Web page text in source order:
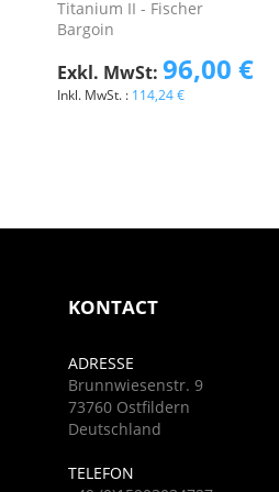
Titanium II - Fischer
Bargoin
114,24 €
96,00 €
KONTACT
ADRESSE
Brunnwiesenstr. 9
73760 Ostfildern
Deutschland
TELEFON